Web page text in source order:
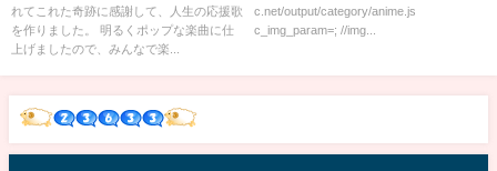
れてこれた奇跡に感謝して、人生の応援歌
を作りました。 明るくポップな楽曲に仕
上げましたので、みんなで楽...
c.net/output/category/anime.js
c_img_param=; //img...